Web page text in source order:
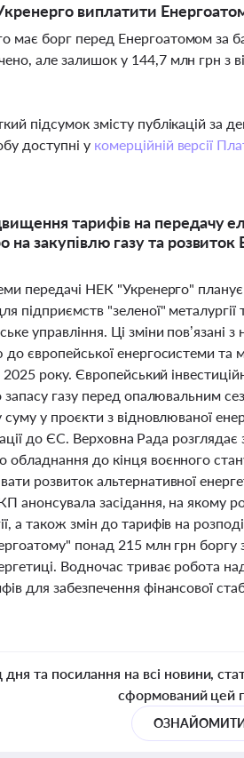
виплатити
має борг перед Енергоатомом за
але залишок у 144,7 млн грн з
підсумок змісту публікацій за
доступні у комерційній версії
тарифів на передачу
на закупівлю газу та
передачі НЕК "Укренерго"
підприємств "зеленої"
управління. Ці зміни пов’язані
до європейської енергосистеми
2025 року. Європейський
запасу газу перед опалювальним
суму у проєкти з відновлюваної
до ЄС. Верховна Рада
обладнання до кінця воєнного
розвиток альтернативної
анонсувала засідання, на якому
а також змін до тарифів на
понад 215 млн грн
Водночас триває робота
для забезпечення фінансової
та посилання на всі новини,
сформований цей